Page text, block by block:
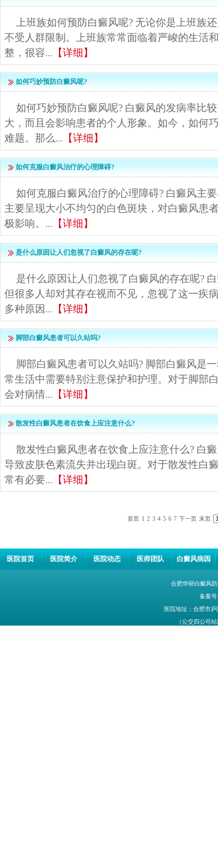
上班族如何预防白癜风呢? 无论你是上班族
不受人群限制。上班族常常面临着严峻的生活
整，很容... 【详细】
如何巧妙预防白癜风呢?
如何巧妙预防白癜风呢? 白癜风的发病率比
大，而且会影响患者的个人形象。如今，如何
难题。那么... 【详细】
如何克服白癜风治疗的心理障碍?
如何克服白癜风治疗的心理障碍? 白癜风主
主要呈现大小不均匀的白色斑块，对白癜风患
极影响。... 【详细】
是什么原因让人们忽视了白癜风的存在呢?
是什么原因让人们忽视了白癜风的存在呢?
但很多人却对其存在视而不见，忽视了这一疾
多种原因... 【详细】
脚部白癜风患者可以久站吗?
脚部白癜风患者可以久站吗? 脚部白癜风是
常生活中需要特别注意保护和护理。对于脚部
会对病情... 【详细】
散发性白癜风患者在饮食上应注意什么?
散发性白癜风患者在饮食上应注意什么? 白
导致皮肤色素流失并出现白斑。对于散发性白
常有必要... 【详细】
首页 1 2 3 4 5 6 7 下一页 末页
医院首页 医院简介 医院动态 医师团队 白癜风病因
合肥华研白癜风
备案号
医院地址：合肥市
（公交四公司